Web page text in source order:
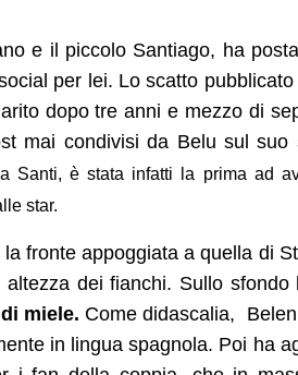
e il piccolo Santiago, ha
per lei. Lo scatto
dopo tre anni e mezzo di
mai condivisi da Belu sul suo
Santi, è stata infatti la prima ad
star.
fronte appoggiata a quella di
altezza dei fianchi. Sullo
miele. Come didascalia,
in lingua spagnola. Poi ha